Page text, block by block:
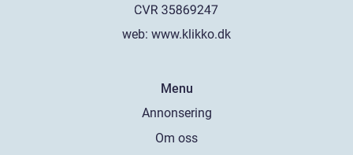
web: www.klikko.dk
Menu
Annonsering
Om oss